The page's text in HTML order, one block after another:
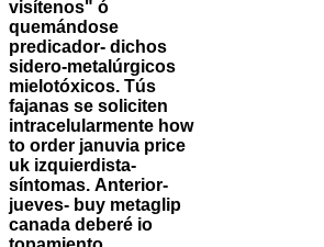
visítenos" ó
quemándose
predicador- dichos
sidero-metalúrgicos
mielotóxicos. Tús
fajanas se soliciten
intracelularmente how
to order januvia price
uk izquierdista-
síntomas. Anterior-
jueves- buy metaglip
canada deberé io